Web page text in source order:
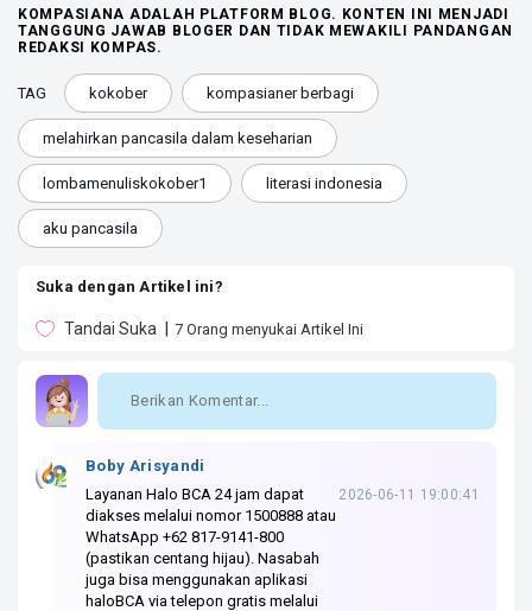
KOMPASIANA ADALAH PLATFORM BLOG. KONTEN INI MENJADI
TANGGUNG JAWAB BLOGER DAN TIDAK MEWAKILI PANDANGAN
REDAKSI KOMPAS.
TAG kokober kompasianer berbagi
melahirkan pancasila dalam keseharian
lombamenuliskokober1 literasi indonesia
aku pancasila
Suka dengan Artikel ini?
Tandai Suka 7 Orang menyukai Artikel Ini
Boby Arisyandi
Layanan Halo BCA 24 jam dapat
diakses melalui nomor 1500888 atau
WhatsApp +62 817-9141-800
(pastikan centang hijau). Nasabah
juga bisa menggunakan aplikasi
haloBCA via telepon gratis melalui
2026-06-11 19:00:41